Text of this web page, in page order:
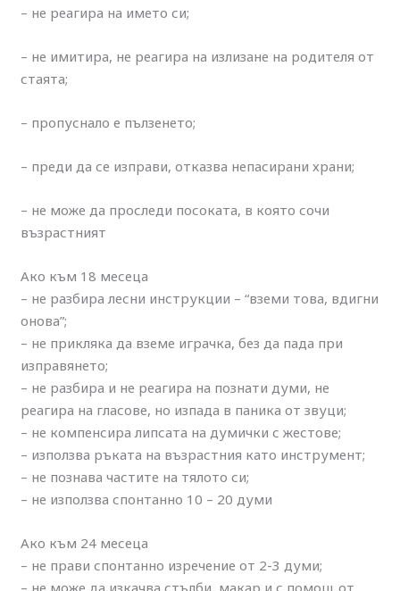
– не реагира на името си;
– не имитира, не реагира на излизане на родителя от
стаята;
– пропуснало е пълзенето;
– преди да се изправи, отказва непасирани храни;
– не може да проследи посоката, в която сочи
възрастният
Ако към 18 месеца
– не разбира лесни инструкции – “вземи това, вдигни
онова”;
– не прикляка да вземе играчка, без да пада при
изправянето;
– не разбира и не реагира на познати думи, не
реагира на гласове, но изпада в паника от звуци;
– не компенсира липсата на думички с жестове;
– използва ръката на възрастния като инструмент;
– не познава частите на тялото си;
– не използва спонтанно 10 – 20 думи
Ако към 24 месеца
– не прави спонтанно изречение от 2-3 думи;
– не може да изкачва стълби, макар и с помощ от